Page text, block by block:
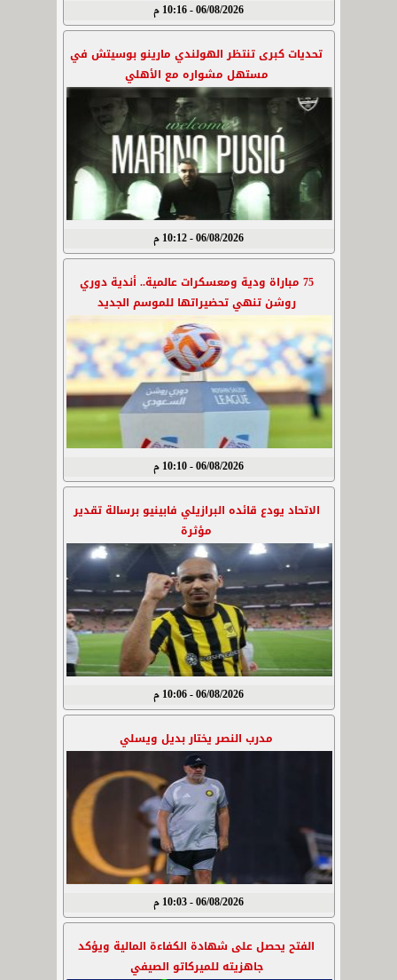
06/08/2026 - 10:16 م
تحديات كبرى تنتظر الهولندي مارينو بوسيتش في
مستهل مشواره مع الأهلي
06/08/2026 - 10:12 م
75 مباراة ودية ومعسكرات عالمية.. أندية دوري
روشن تنهي تحضيراتها للموسم الجديد
06/08/2026 - 10:10 م
الاتحاد يودع قائده البرازيلي فابينيو برسالة تقدير
مؤثرة
06/08/2026 - 10:06 م
مدرب النصر يختار بديل ويسلي
06/08/2026 - 10:03 م
الفتح يحصل على شهادة الكفاءة المالية ويؤكد
جاهزيته للميركاتو الصيفي